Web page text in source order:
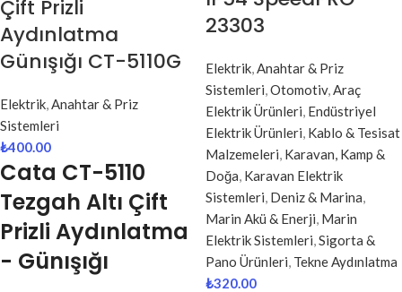
Çift Prizli
Aydınlatma
Günışığı CT-5110G
Elektrik,Anahtar & Priz
Sistemleri
₺400.00
Cata CT-5110
Tezgah Altı Çift
Prizli Aydınlatma
- Günışığı
23303
Elektrik,Anahtar & Priz
Sistemleri,Otomotiv,Araç
Elektrik Ürünleri, Endüstriyel
Elektrik Ürünleri, Kablo & Tesisat
Malzemeleri, Karavan, Kamp &
Doğa, Karavan Elektrik
Sistemleri, Deniz & Marina,
Marin Akü & Enerji, Marin
Elektrik Sistemleri,Sigorta &
Pano Ürünleri, Tekne Aydınlatma
₺320.00